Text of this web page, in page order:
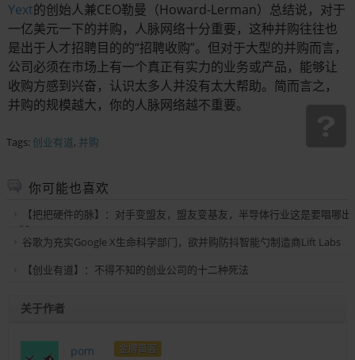
Yext的创始人兼CEO勒曼（Howard-Lerman）总结说，对于
一亿美元一下的并购，人脉网络十分重要，这种并购往往也
是出于人才招聘目的的“招聘收购”。但对于大型的并购而言，
公司必须在市场上有一个真正有实力的业务或产品，能够让
收购方感到兴奋，认识太多人并没有太大帮助。简而言之，
并购的规模越大，你的人脉网络越不重要。
Tags: 创业有道, 并购
你可能也喜欢
【把把硬件的脉】：对手变盟友，盟友变基友，半导体行业这是要唱哪出
戏？
谷歌为充实Google X生命科学部门，欲并购防抖智能勺制造商Lift Labs
【创业有道】：不得不知的创业公司的十二种死法
关于作者
pom 金牌笛客